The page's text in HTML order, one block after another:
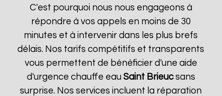
C'est pourquoi nous nous engageons à
répondre à vos appels en moins de 30
minutes et à intervenir dans les plus brefs
délais. Nos tarifs compétitifs et transparents
vous permettent de bénéficier d'une aide
d'urgence chauffe eau Saint Brieucsans
surprise. Nos services incluent la réparation